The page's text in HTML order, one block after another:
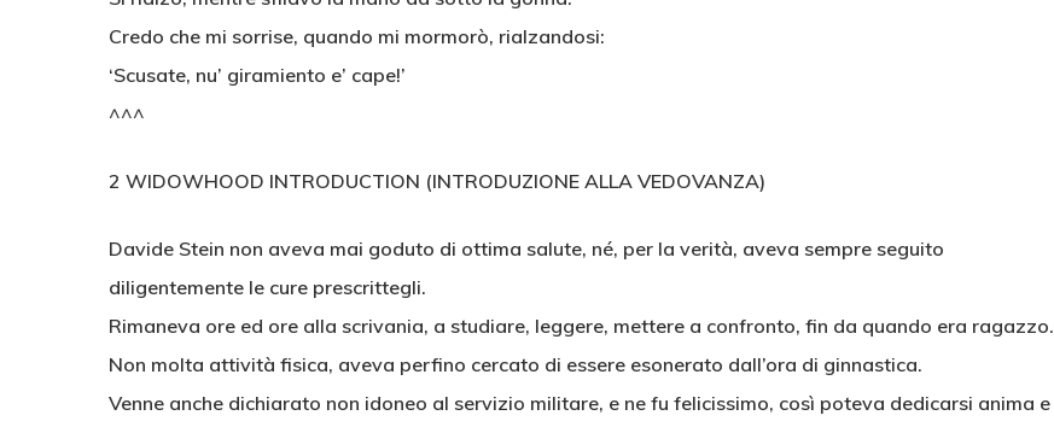
Credo che mi sorrise, quando mi mormorò, rialzandosi:
‘Scusate, nu’ giramiento e’ cape!’
^^^
2 WIDOWHOOD INTRODUCTION (INTRODUZIONE ALLA VEDOVANZA)
Davide Stein non aveva mai goduto di ottima salute, né, per la verità, aveva sempre seguito
diligentemente le cure prescrittegli.
Rimaneva ore ed ore alla scrivania, a studiare, leggere, mettere a confronto, fin da quando era ragazzo.
Non molta attività fisica, aveva perfino cercato di essere esonerato dall’ora di ginnastica.
Venne anche dichiarato non idoneo al servizio militare, e ne fu felicissimo, così poteva dedicarsi anima e